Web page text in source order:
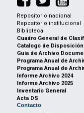
Repositorio nacional
Repositorio institucional
Biblioteca
Cuadro General de
Catalogo de
Guia de Archivo
Programa Anual de
Programa Anual de
Informe Archivo 2024
Informe Archivo 2025
Inventario General
Acta DS
Contacto